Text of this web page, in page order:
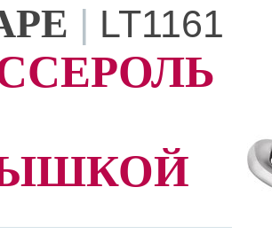
| LT1161